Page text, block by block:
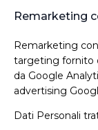
Remarketing
Remarketing
targeting fornito
da Google
advertising
Dati Personali